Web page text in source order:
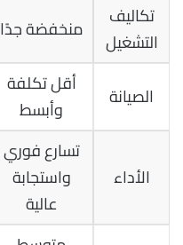
تكاليف
التشغيل
منخفضة جدًا
الصيانة
أقل تكلفة
وأبسط
الأداء
تسارع فوري
واستجابة
عالية